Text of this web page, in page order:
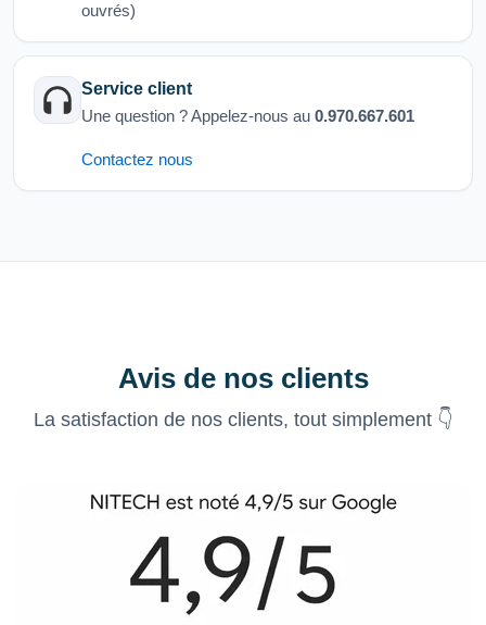
ouvrés)
Service client
Une question ? Appelez-nous au 0.970.667.601
Contactez nous
Avis de nos clients
La satisfaction de nos clients, tout simplement 👇